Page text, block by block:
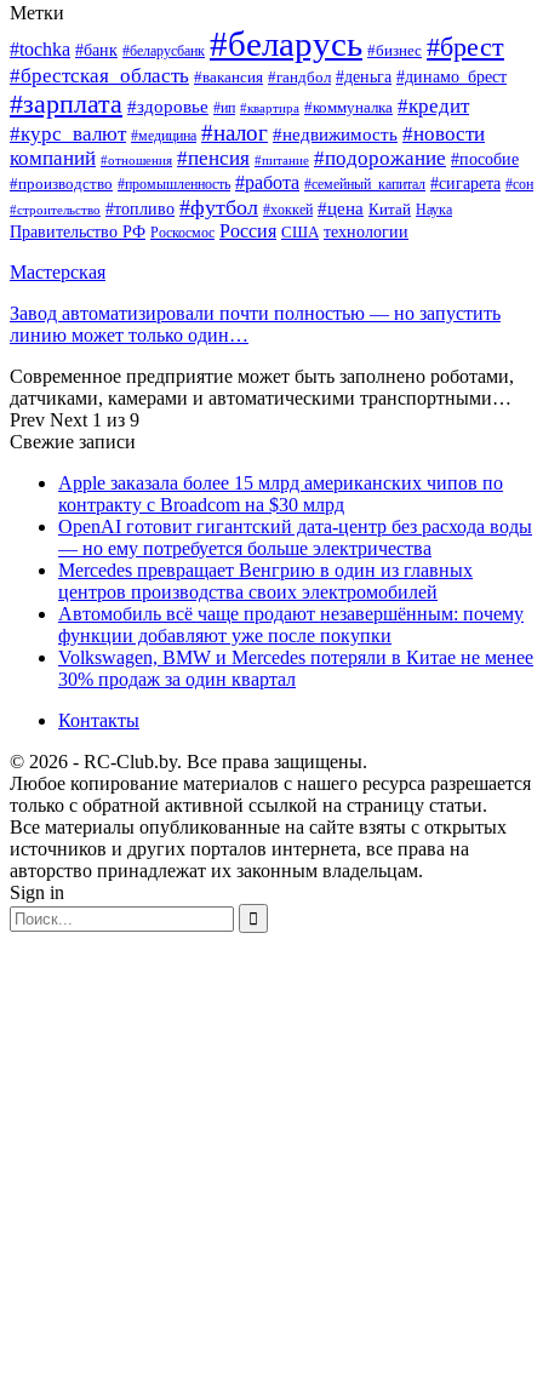
Метки
#tochka #банк #беларусбанк #беларусь #бизнес #брест
#брестская_область #вакансия #гандбол #деньга #динамо_брест
#зарплата #здоровье #ип #квартира #коммуналка #кредит
#курс_валют #медицина #налог #недвижимость #новости
компаний #отношения #пенсия #питание #подорожание #пособие
#производство #промышленность #работа #семейный_капитал #сигарета #сон
#строительство #топливо #футбол #хоккей #цена Китай Наука
Правительство РФ Роскосмос Россия США технологии
Мастерская
Завод автоматизировали почти полностью — но запустить
линию может только один…
Современное предприятие может быть заполнено роботами,
датчиками, камерами и автоматическими транспортными…
Prev Next 1 из 9
Свежие записи
Apple заказала более 15 млрд американских чипов по
контракту с Broadcom на $30 млрд
OpenAI готовит гигантский дата-центр без расхода воды
— но ему потребуется больше электричества
Mercedes превращает Венгрию в один из главных
центров производства своих электромобилей
Автомобиль всё чаще продают незавершённым: почему
функции добавляют уже после покупки
Volkswagen, BMW и Mercedes потеряли в Китае не менее
30% продаж за один квартал
Контакты
© 2026 - RC-Club.by. Все права защищены.
Любое копирование материалов с нашего ресурса разрешается
только с обратной активной ссылкой на страницу статьи.
Все материалы опубликованные на сайте взяты с открытых
источников и других порталов интернета, все права на
авторство принадлежат их законным владельцам.
Sign in